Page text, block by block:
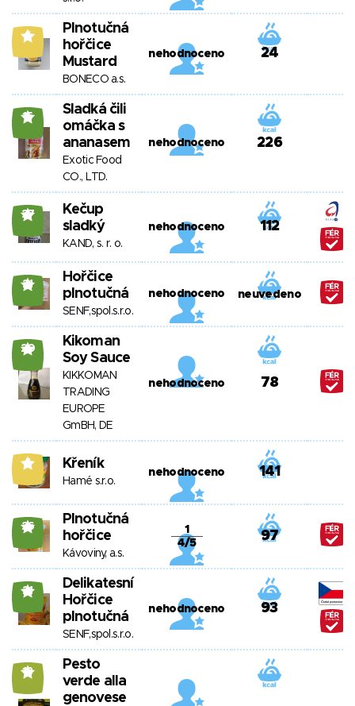
6
Plnotučná
hořčice
Mustard
BONECO a.s.
nehodnoceno 24
15
Sladká čili
omáčka s
ananasem
Exotic Food
CO., LTD.
nehodnoceno 226
27
Kečup
sladký
KAND, s. r. o.
nehodnoceno 112
21
Hořčice
plnotučná
SENF,spol.s.r.o.
nehodnoceno neuvedeno
20
Kikoman
Soy Sauce
KIKKOMAN
TRADING
EUROPE
GmBH, DE
nehodnoceno 78
6 Křeník
Hamé s.r.o.
nehodnoceno 141
26
Plnotučná
hořčice
Kávoviny, a.s.
1
4/5
97
21
Delikatesní
Hořčice
plnotučná
SENF,spol.s.r.o.
nehodnoceno 93
13
Pesto
verde alla
genovese